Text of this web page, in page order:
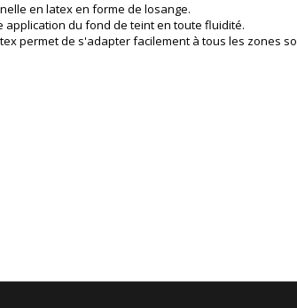
en latex en forme de losange.
du fond de teint en toute fluidité.
permet de s'adapter facilement à tous les zones